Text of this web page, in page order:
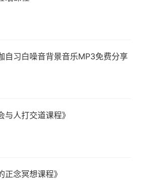
自习白噪音背景音乐MP3免费分享
与人打交道课程》
正念冥想课程》